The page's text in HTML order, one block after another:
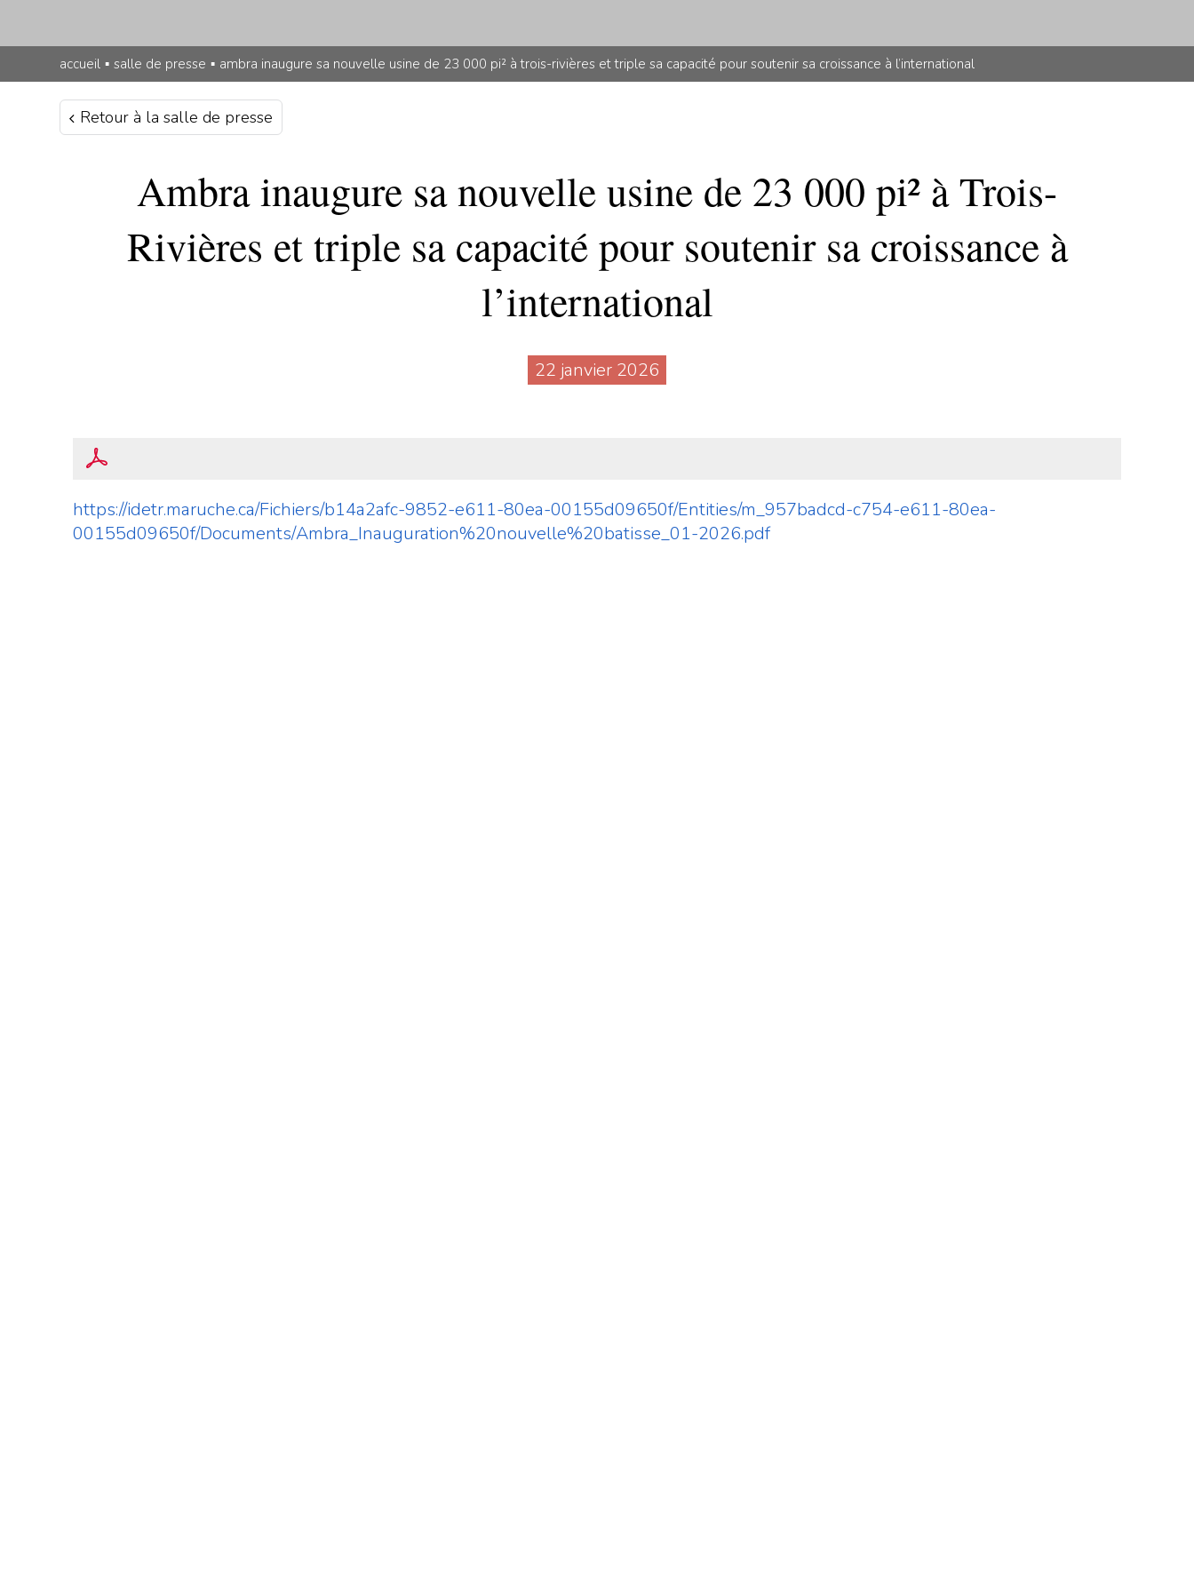
accueil ▪ salle de presse ▪ ambra inaugure sa nouvelle usine de 23 000 pi² à trois-rivières et triple sa capacité pour soutenir sa croissance à l’international
Retour à la salle de presse
Ambra inaugure sa nouvelle usine de 23 000 pi² à Trois-
Rivières et triple sa capacité pour soutenir sa croissance à
l’international
22 janvier 2026
https://idetr.maruche.ca/Fichiers/b14a2afc-9852-e611-80ea-00155d09650f/Entities/m_957badcd-c754-e611-80ea-
00155d09650f/Documents/Ambra_Inauguration%20nouvelle%20batisse_01-2026.pdf